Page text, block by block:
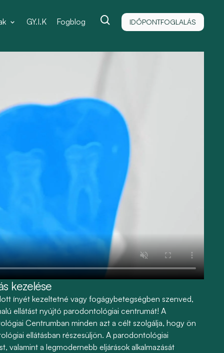
GY.I.K Fogblog IDŐPONTFOGLALÁS
kezelése
ínyét kezeltetné vagy fogágybetegségben szenved,
ellátást nyújtó parodontológiai centrumát! A
Centrumban minden azt a célt szolgálja, hogy ön
ellátásban részesüljön. A parodontológiai
valamint a legmodernebb eljárások alkalmazását